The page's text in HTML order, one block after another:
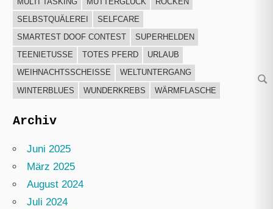
SELBSTQUÄLEREI
SELFCARE
SMARTEST DOOF CONTEST
SUPERHELDEN
TEENIETUSSE
TOTES PFERD
URLAUB
WEIHNACHTSSCHEISSE
WELTUNTERGANG
WINTERBLUES
WUNDERKREBS WÄRMFLASCHE
Archiv
Juni 2025
März 2025
August 2024
Juli 2024